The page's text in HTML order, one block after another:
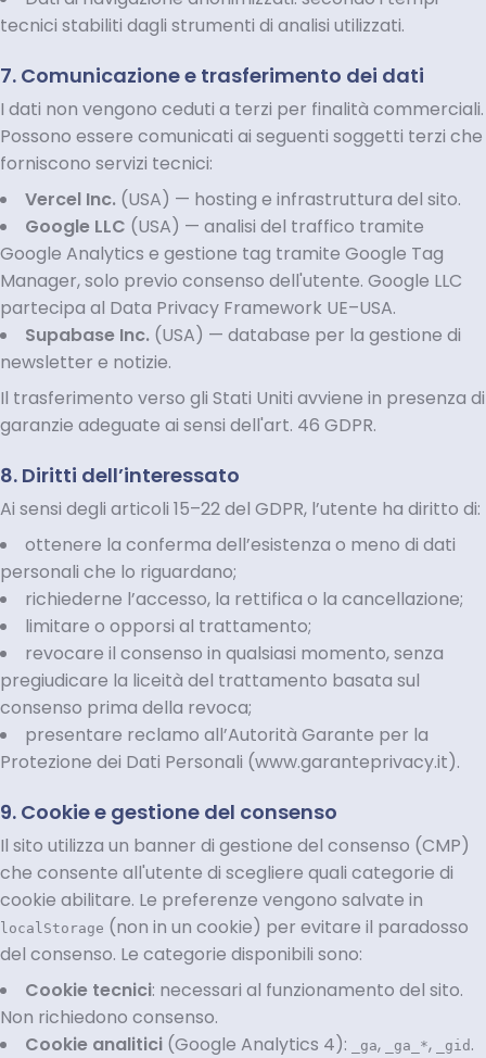
tecnici stabiliti dagli strumenti di analisi utilizzati.
7. Comunicazione e trasferimento dei dati
I dati non vengono ceduti a terzi per finalità commerciali.
Possono essere comunicati ai seguenti soggetti terzi che
forniscono servizi tecnici:
Vercel Inc. (USA) — hosting e infrastruttura del sito.
Google LLC (USA) — analisi del traffico tramite
Google Analytics e gestione tag tramite Google Tag
Manager, solo previo consenso dell'utente. Google LLC
partecipa al Data Privacy Framework UE–USA.
Supabase Inc. (USA) — database per la gestione di
newsletter e notizie.
Il trasferimento verso gli Stati Uniti avviene in presenza di
garanzie adeguate ai sensi dell'art. 46 GDPR.
8. Diritti dell’interessato
Ai sensi degli articoli 15–22 del GDPR, l’utente ha diritto di:
ottenere la conferma dell’esistenza o meno di dati
personali che lo riguardano;
richiederne l’accesso, la rettifica o la cancellazione;
limitare o opporsi al trattamento;
revocare il consenso in qualsiasi momento, senza
pregiudicare la liceità del trattamento basata sul
consenso prima della revoca;
presentare reclamo all’Autorità Garante per la
Protezione dei Dati Personali (www.garanteprivacy.it).
9. Cookie e gestione del consenso
Il sito utilizza un banner di gestione del consenso (CMP)
che consente all'utente di scegliere quali categorie di
cookie abilitare. Le preferenze vengono salvate in
localStorage (non in un cookie) per evitare il paradosso
del consenso. Le categorie disponibili sono:
Cookie tecnici: necessari al funzionamento del sito.
Non richiedono consenso.
Cookie analitici (Google Analytics 4): _ga, _ga_*, _gid .